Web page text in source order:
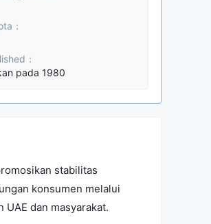
：
：
pada 1980
stabilitas
konsumen melalui
dan masyarakat.